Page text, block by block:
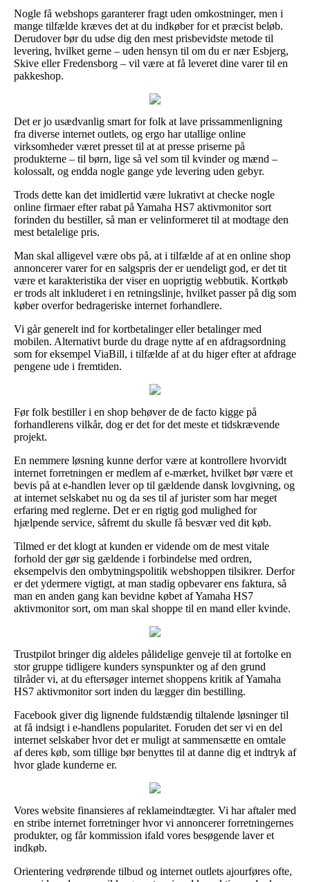
Nogle få webshops garanterer fragt uden omkostninger, men i
mange tilfælde kræves det at du indkøber for et præcist beløb.
Derudover bør du udse dig den mest prisbevidste metode til
levering, hvilket gerne – uden hensyn til om du er nær Esbjerg,
Skive eller Fredensborg – vil være at få leveret dine varer til en
pakkeshop.
Det er jo usædvanlig smart for folk at lave prissammenligning
fra diverse internet outlets, og ergo har utallige online
virksomheder været presset til at at presse priserne på
produkterne – til børn, lige så vel som til kvinder og mænd –
kolossalt, og endda nogle gange yde levering uden gebyr.
Trods dette kan det imidlertid være lukrativt at checke nogle
online firmaer efter rabat på Yamaha HS7 aktivmonitor sort
forinden du bestiller, så man er velinformeret til at modtage den
mest betalelige pris.
Man skal alligevel være obs på, at i tilfælde af at en online shop
annoncerer varer for en salgspris der er uendeligt god, er det tit
være et karakteristika der viser en uoprigtig webbutik. Kortkøb
er trods alt inkluderet i en retningslinje, hvilket passer på dig som
køber overfor bedrageriske internet forhandlere.
Vi går generelt ind for kortbetalinger eller betalinger med
mobilen. Alternativt burde du drage nytte af en afdragsordning
som for eksempel ViaBill, i tilfælde af at du higer efter at afdrage
pengene ude i fremtiden.
Før folk bestiller i en shop behøver de de facto kigge på
forhandlerens vilkår, dog er det for det meste et tidskrævende
projekt.
En nemmere løsning kunne derfor være at kontrollere hvorvidt
internet forretningen er medlem af e-mærket, hvilket bør være et
bevis på at e-handlen lever op til gældende dansk lovgivning, og
at internet selskabet nu og da ses til af jurister som har meget
erfaring med reglerne. Det er en rigtig god mulighed for
hjælpende service, såfremt du skulle få besvær ved dit køb.
Tilmed er det klogt at kunden er vidende om de mest vitale
forhold der gør sig gældende i forbindelse med ordren,
eksempelvis den ombytningspolitik webshoppen tilsikrer. Derfor
er det ydermere vigtigt, at man stadig opbevarer ens faktura, så
man en anden gang kan bevidne købet af Yamaha HS7
aktivmonitor sort, om man skal shoppe til en mand eller kvinde.
Trustpilot bringer dig aldeles pålidelige genveje til at fortolke en
stor gruppe tidligere kunders synspunkter og af den grund
tilråder vi, at du eftersøger internet shoppens kritik af Yamaha
HS7 aktivmonitor sort inden du lægger din bestilling.
Facebook giver dig lignende fuldstændig tiltalende løsninger til
at få indsigt i e-handlens popularitet. Foruden det ser vi en del
internet selskaber hvor det er muligt at sammensætte en omtale
af deres køb, som tillige bør benyttes til at danne dig et indtryk af
hvor glade kunderne er.
Vores website finansieres af reklameindtægter. Vi har aftaler med
en stribe internet forretninger hvor vi annoncerer forretningernes
produkter, og får kommission ifald vores besøgende laver et
indkøb.
Orientering vedrørende tilbud og internet outlets ajourføres ofte,